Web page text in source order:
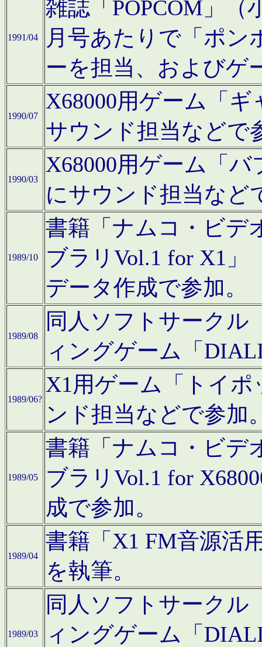
1991/04
雑誌「POPCOM」（
月号あたりで「ポン
ーを担当、およびゲ
1990/07
X68000用ゲーム「
サウンド担当などで
1990/03
X68000用ゲーム「
にサウンド担当など
1989/10
書籍「ナムコ・ビデ
ブラリVol.1 for X1」
データ作成で参加。
1989/08
同人ソフトサークル
ィングゲーム「
1989/06?
X1用ゲーム「トイ
ンド担当などで参加
1989/05
書籍「ナムコ・ビデ
ブラリVol.1 for
成で参加。
1989/04
書籍「X1 FM音源活
を執筆。
1989/03
同人ソフトサークル
ィングゲーム「